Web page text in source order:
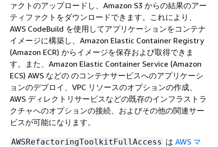
ァクトのアップロードし、Amazon S3 からの結果のアー
ティファクトをダウンロードできます。これにより、
AWS CodeBuild を使用してアプリケーションをコンテナ
イメージに構築し、Amazon Elastic Container Registry
(Amazon ECR) からイメージを保存および取得できま
す。また、Amazon Elastic Container Service (Amazon
ECS) AWS などの のコンテナサービスへのアプリケーシ
ョンのデプロイ、VPC リソースのオプションの作成、
AWS ディレクトリサービスなどの既存のインフラストラ
クチャへのオプションの接続、およびその他の関連サー
ビスが可能になります。
AWSRefactoringToolkitFullAccess は AWS マ